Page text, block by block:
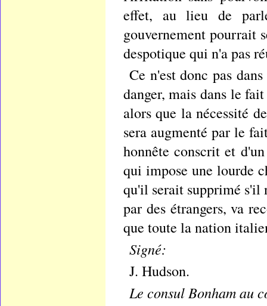
effet, au lieu de
gouvernement pourrait
despotique qui n'a pas
Ce n'est donc pas
danger, mais dans le
alors que la nécessité
sera augmenté par le
honnête conscrit et
qui impose une lourde
qu'il serait supprimé s'il
par des étrangers, va
que toute la nation
Signé:
J. Hudson.
Le consul Bonham au